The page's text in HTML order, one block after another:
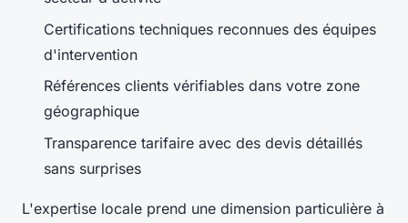
Certifications techniques reconnues des équipes
d'intervention
Références clients vérifiables dans votre zone
géographique
Transparence tarifaire avec des devis détaillés
sans surprises
L'expertise locale prend une dimension particulière à